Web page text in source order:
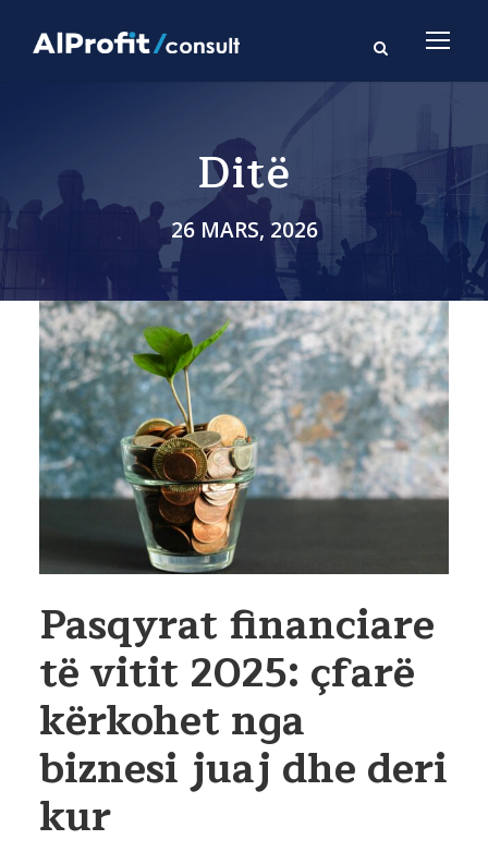
Ditë
26 MARS, 2026
Pasqyrat financiare
të vitit 2025: çfarë
kërkohet nga
biznesi juaj dhe deri
kur